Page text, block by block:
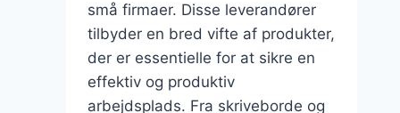
små firmaer. Disse leverandører
tilbyder en bred vifte af produkter,
der er essentielle for at sikre en
effektiv og produktiv
arbejdsplads. Fra skriveborde og